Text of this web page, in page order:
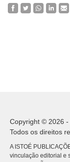
Copyright © 2026 -
Todos os direitos
A ISTOÉ
vinculação editorial e